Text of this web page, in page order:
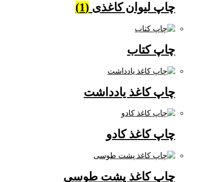
چاپ لیوان کاغذی (1)
چاپ کتاب
چاپ کاغذ یادداشت
چاپ کاغذ کادو
چاپ کاغذ پشت طوسی